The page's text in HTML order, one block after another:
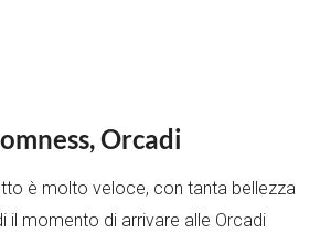
Orcadi
è molto veloce, con tanta bellezza
il momento di arrivare alle Orcadi